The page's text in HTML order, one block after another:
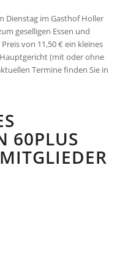
Dienstag im Gasthof Holler
geselligen Essen und
von 11,50 € ein kleines
(mit oder ohne
Termine finden Sie in
60PLUS